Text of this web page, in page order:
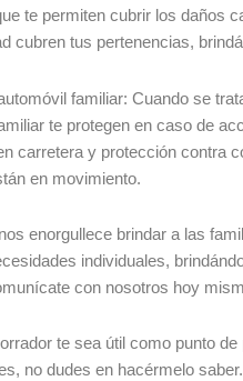
te permiten cubrir los daños
cubren tus pertenencias,
familiar: Cuando se
te protegen en caso de
carretera y protección contra
en movimiento.
enorgullece brindar a las
individuales,
con nosotros hoy
te sea útil como punto
no dudes en hacérmelo